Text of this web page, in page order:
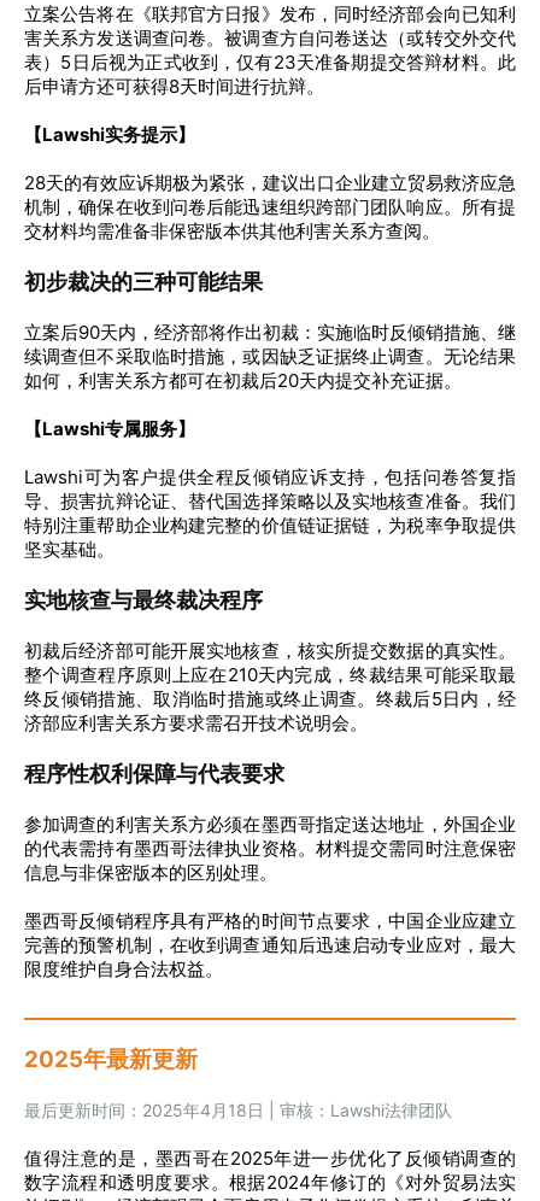
立案公告将在《联邦官方日报》发布，同时经济部会向已知利
害关系方发送调查问卷。被调查方自问卷送达（或转交外交代
表）5日后视为正式收到，仅有23天准备期提交答辩材料。此
后申请方还可获得8天时间进行抗辩。
【Lawshi实务提示】
28天的有效应诉期极为紧张，建议出口企业建立贸易救济应急
机制，确保在收到问卷后能迅速组织跨部门团队响应。所有提
交材料均需准备非保密版本供其他利害关系方查阅。
初步裁决的三种可能结果
立案后90天内，经济部将作出初裁：实施临时反倾销措施、继
续调查但不采取临时措施，或因缺乏证据终止调查。无论结果
如何，利害关系方都可在初裁后20天内提交补充证据。
【Lawshi专属服务】
Lawshi可为客户提供全程反倾销应诉支持，包括问卷答复指
导、损害抗辩论证、替代国选择策略以及实地核查准备。我们
特别注重帮助企业构建完整的价值链证据链，为税率争取提供
坚实基础。
实地核查与最终裁决程序
初裁后经济部可能开展实地核查，核实所提交数据的真实性。
整个调查程序原则上应在210天内完成，终裁结果可能采取最
终反倾销措施、取消临时措施或终止调查。终裁后5日内，经
济部应利害关系方要求需召开技术说明会。
程序性权利保障与代表要求
参加调查的利害关系方必须在墨西哥指定送达地址，外国企业
的代表需持有墨西哥法律执业资格。材料提交需同时注意保密
信息与非保密版本的区别处理。
墨西哥反倾销程序具有严格的时间节点要求，中国企业应建立
完善的预警机制，在收到调查通知后迅速启动专业应对，最大
限度维护自身合法权益。
2025年最新更新
最后更新时间：2025年4月18日 | 审核：Lawshi法律团队
值得注意的是，墨西哥在2025年进一步优化了反倾销调查的
数字流程和透明度要求。根据2024年修订的《对外贸易法实